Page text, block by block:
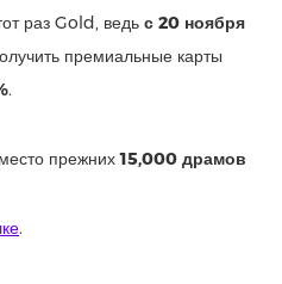
раз Gold, ведь с 20 ноября
премиальные карты
.
прежних15,000 драмов
.